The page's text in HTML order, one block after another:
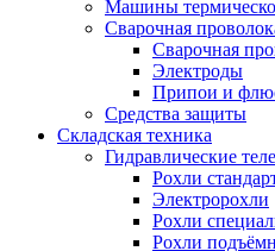
Машины
Сварочная
Сварочная
Электроды
Припои и
Средства защиты
Складская техника
Гидравлические
Рохли
Электророхли
Рохли
Рохли